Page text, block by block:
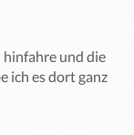
hinfahre und die
ich es dort ganz